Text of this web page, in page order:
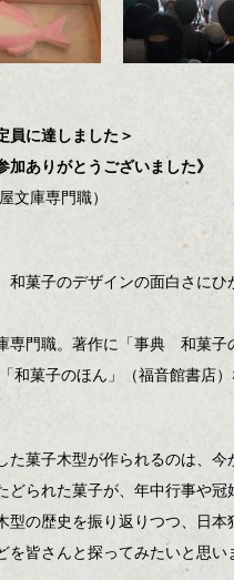
員に達しました＞
加ありがとうございました》
文庫専門職）
和菓子のデザインの面白さに
専門職。著作に「事典 和菓
和菓子のほん」（福音館書店）
た菓子木型が作られるのは、
どられた菓子が、年中行事や
型の歴史を振り返りつつ、日本
皆さんと探ってみたいと思い